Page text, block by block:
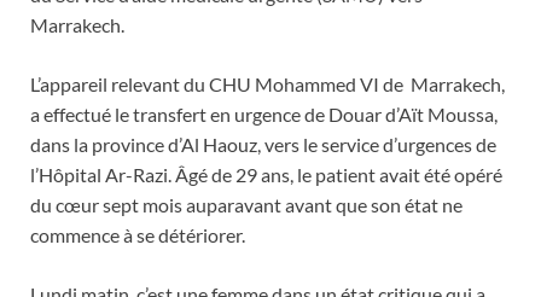
Marrakech.
L’appareil relevant du CHU Mohammed VI de Marrakech,
a effectué le transfert en urgence de Douar d’Aït Moussa,
dans la province d’Al Haouz, vers le service d’urgences de
l’Hôpital Ar-Razi. Âgé de 29 ans, le patient avait été opéré
du cœur sept mois auparavant avant que son état ne
commence à se détériorer.